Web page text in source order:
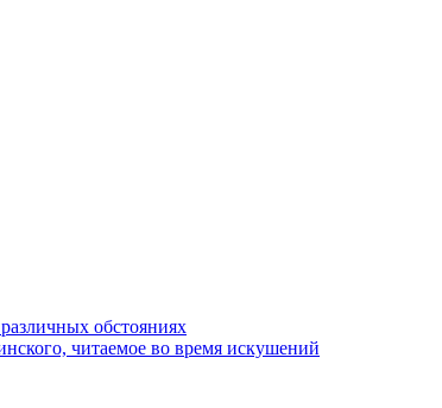
обстояниях
читаемое во время искушений